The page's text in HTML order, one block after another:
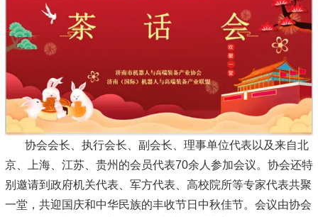
协会会长、执行会长、副会长、理事单位代表以及来自北
京、上海、江苏、贵州的会员代表70余人参加会议。协会还特
别邀请到政府机关代表、军方代表、高校院所等专家代表共聚
一堂，共迎国庆和中华民族的丰收节日中秋佳节。会议由协会